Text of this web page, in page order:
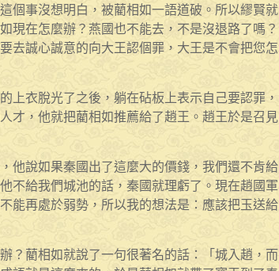
個事沒想明白，被藺相如一語道破。所以繆賢就
現在怎麼辦？燕國也不能去，不是沒退路了嗎？
去誠心誠意的向大王認個罪，大王是不會把您怎
上衣脫光了之後，躺在砧板上表示自己要認罪，
才，他就把藺相如推薦給了趙王。趙王於是召見
他說如果秦國出了這麼大的價錢，我們還不肯給
不給我們城池的話，秦國就理虧了。現在趙國軍
能再處於弱勢，所以我的想法是：應該把玉送給
？藺相如就說了一句很著名的話：「城入趙，而